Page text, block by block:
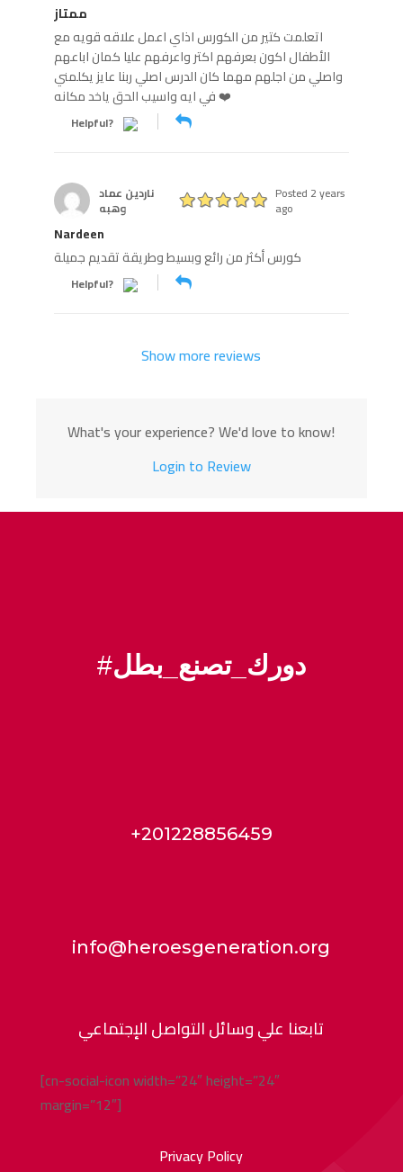
ممتاز
اتعلمت كتير من الكورس اذاي اعمل علاقه قويه مع
الأطفال اكون بعرفهم اكتر واعرفهم عليا كمان اباعهم
واصلي من اجلهم مهما كان الدرس اصلي ربنا عايز يكلمني
في ايه واسيب الحق ياخد مكانه ❤️
Helpful?
ناردين عماد
وهبه
Posted 2 years
ago
Nardeen
كورس أكثر من رائع وبسيط وطريقة تقديم جميلة
Helpful?
Show more reviews
What's your experience? We'd love to know!
Login to Review
#دورك_تصنع_بطل
+201228856459
info@heroesgeneration.org
تابعنا علي وسائل التواصل الإجتماعي
[cn-social-icon width=”24″ height=”24″
margin=”12″]
Privacy Policy